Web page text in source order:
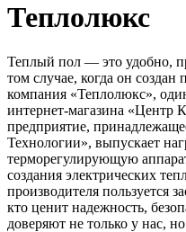
Теплолюкс
Теплый пол — это удобно,
том случае, когда он
компания «Теплолюкс»,
интернет-магазина «Центр
предприятие,
Технологии», выпускает
терморегулирующую
создания электрических
производителя пользуется
кто ценит надежность,
доверяют не только у нас,